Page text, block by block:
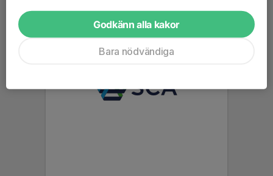
Godkänn alla kakor
Bara nödvändiga